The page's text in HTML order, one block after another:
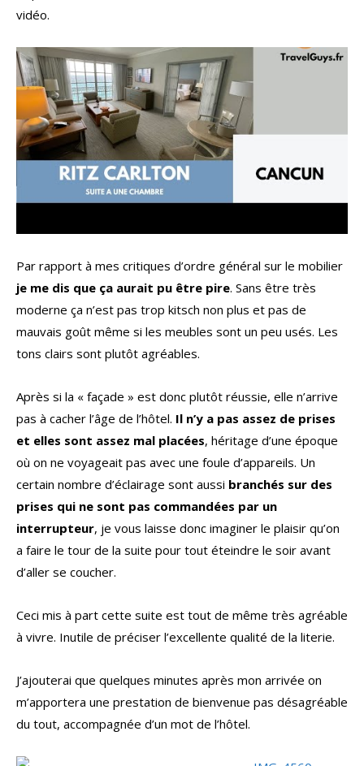
vidéo.
Par rapport à mes critiques d’ordre général sur le mobilier
je me dis que ça aurait pu être pire. Sans être très
moderne ça n’est pas trop kitsch non plus et pas de
mauvais goût même si les meubles sont un peu usés. Les
tons clairs sont plutôt agréables.
Après si la « façade » est donc plutôt réussie, elle n’arrive
pas à cacher l’âge de l’hôtel. Il n’y a pas assez de prises
et elles sont assez mal placées, héritage d’une époque
où on ne voyageait pas avec une foule d’appareils. Un
certain nombre d’éclairage sont aussi branchés sur des
prises qui ne sont pas commandées par un
interrupteur, je vous laisse donc imaginer le plaisir qu’on
a faire le tour de la suite pour tout éteindre le soir avant
d’aller se coucher.
Ceci mis à part cette suite est tout de même très agréable
à vivre. Inutile de préciser l’excellente qualité de la literie.
J’ajouterai que quelques minutes après mon arrivée on
m’apportera une prestation de bienvenue pas désagréable
du tout, accompagnée d’un mot de l’hôtel.